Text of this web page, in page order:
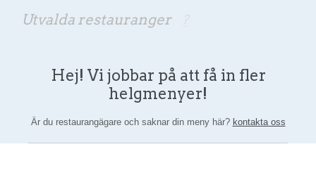
Utvalda restauranger ?
Hej! Vi jobbar på att få in fler
helgmenyer!
Är du restaurangägare och saknar din meny här? kontakta oss